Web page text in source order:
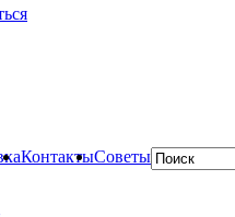
КонтактыСоветы